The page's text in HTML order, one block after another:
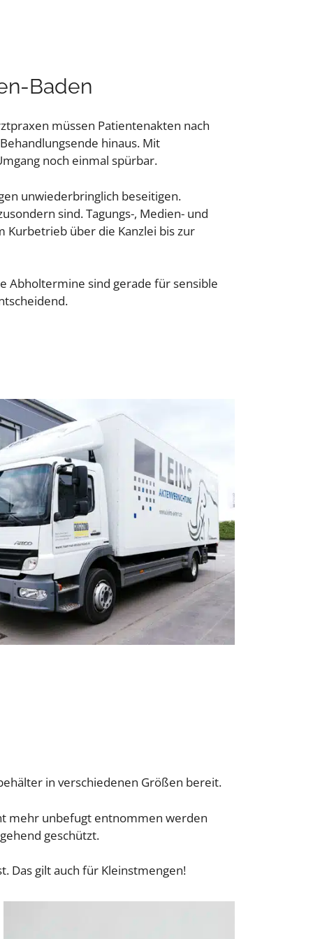
Baden
müssen Patientenakten nach
hinaus. Mit
noch einmal spürbar.
unwiederbringlich beseitigen.
sind. Tagungs-, Medien- und
Kurbetrieb über die Kanzlei bis zur
Abholtermine sind gerade für sensible
in verschiedenen Größen bereit.
mehr unbefugt entnommen werden
geschützt.
Das gilt auch für Kleinstmengen!